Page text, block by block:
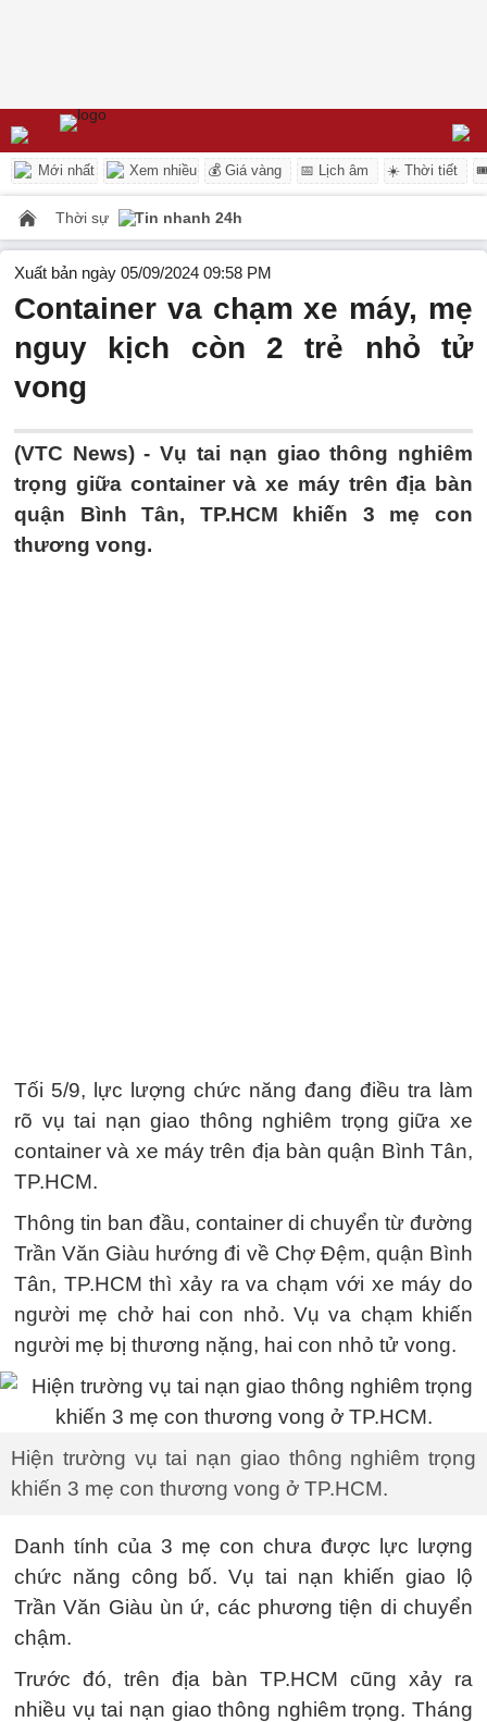
Mới nhất Xem nhiều 💰 Giá vàng 📅 Lịch âm ☀️ Thời tiết
Thời sự Tin nhanh 24h
Xuất bản ngày 05/09/2024 09:58 PM
Container va chạm xe máy, mẹ
nguy kịch còn 2 trẻ nhỏ tử
vong
(VTC News) - Vụ tai nạn giao thông nghiêm
trọng giữa container và xe máy trên địa bàn
quận Bình Tân, TP.HCM khiến 3 mẹ con
thương vong.
Tối 5/9, lực lượng chức năng đang điều tra làm
rõ vụ tai nạn giao thông nghiêm trọng giữa xe
container và xe máy trên địa bàn quận Bình Tân,
TP.HCM.
Thông tin ban đầu, container di chuyển từ đường
Trần Văn Giàu hướng đi về Chợ Đệm, quận Bình
Tân, TP.HCM thì xảy ra va chạm với xe máy do
người mẹ chở hai con nhỏ. Vụ va chạm khiến
người mẹ bị thương nặng, hai con nhỏ tử vong.
Hiện trường vụ tai nạn giao thông nghiêm trọng
khiến 3 mẹ con thương vong ở TP.HCM.
Danh tính của 3 mẹ con chưa được lực lượng
chức năng công bố. Vụ tai nạn khiến giao lộ
Trần Văn Giàu ùn ứ, các phương tiện di chuyển
chậm.
Trước đó, trên địa bàn TP.HCM cũng xảy ra
nhiều vụ tai nạn giao thông nghiêm trọng. Tháng